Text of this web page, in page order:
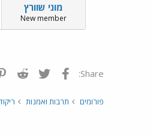
מוני שוורץ
New member
Share: פייסבוק Twitter
פורומים תרבות ואמנות